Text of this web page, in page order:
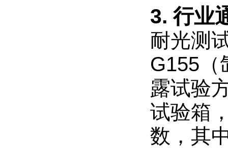
3. 行业
耐光测
G155（
露试验
试验箱
数，其